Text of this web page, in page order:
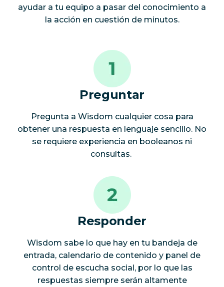
ayudar a tu equipo a pasar del conocimiento a
la acción en cuestión de minutos.
Preguntar
Pregunta a Wisdom cualquier cosa para
obtener una respuesta en lenguaje sencillo. No
se requiere experiencia en booleanos ni
consultas.
Responder
Wisdom sabe lo que hay en tu bandeja de
entrada, calendario de contenido y panel de
control de escucha social, por lo que las
respuestas siempre serán altamente